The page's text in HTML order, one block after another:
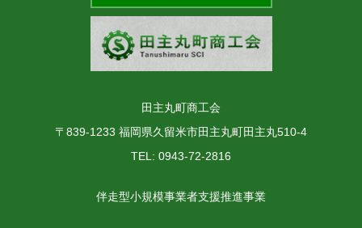
田主丸町商工会
〒839-1233 福岡県久留米市田主丸町田主丸510-4
TEL: 0943-72-2816
伴走型小規模事業者支援推進事業